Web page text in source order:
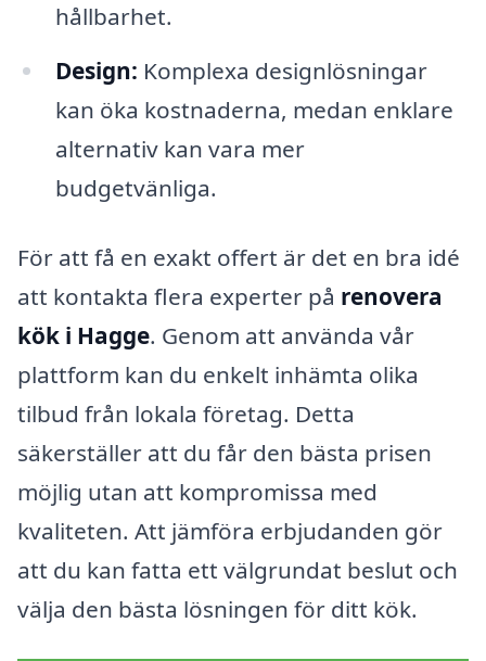
hållbarhet.
Design: Komplexa designlösningar
kan öka kostnaderna, medan enklare
alternativ kan vara mer
budgetvänliga.
För att få en exakt offert är det en bra idé
att kontakta flera experter på renovera
kök i Hagge. Genom att använda vår
plattform kan du enkelt inhämta olika
tilbud från lokala företag. Detta
säkerställer att du får den bästa prisen
möjlig utan att kompromissa med
kvaliteten. Att jämföra erbjudanden gör
att du kan fatta ett välgrundat beslut och
välja den bästa lösningen för ditt kök.